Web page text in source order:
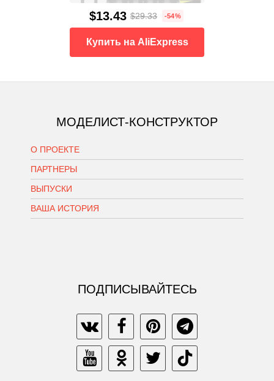
$13.43 $29.33 -54%
Купить на AliExpress
МОДЕЛИСТ-КОНСТРУКТОР
О ПРОЕКТЕ
ПАРТНЕРЫ
ВЫПУСКИ
ВАША ИСТОРИЯ
ПОДПИСЫВАЙТЕСЬ